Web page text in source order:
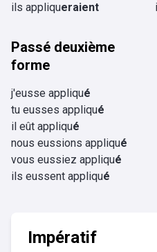
ils appliqueraient
Passé deuxième
forme
j'eusse appliqué
tu eusses appliqué
il eût appliqué
nous eussions appliqué
vous eussiez appliqué
ils eussent appliqué
Impératif